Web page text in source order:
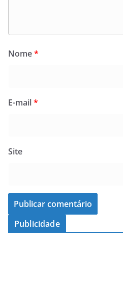
Nome*
E-mail*
Site
Publicidade